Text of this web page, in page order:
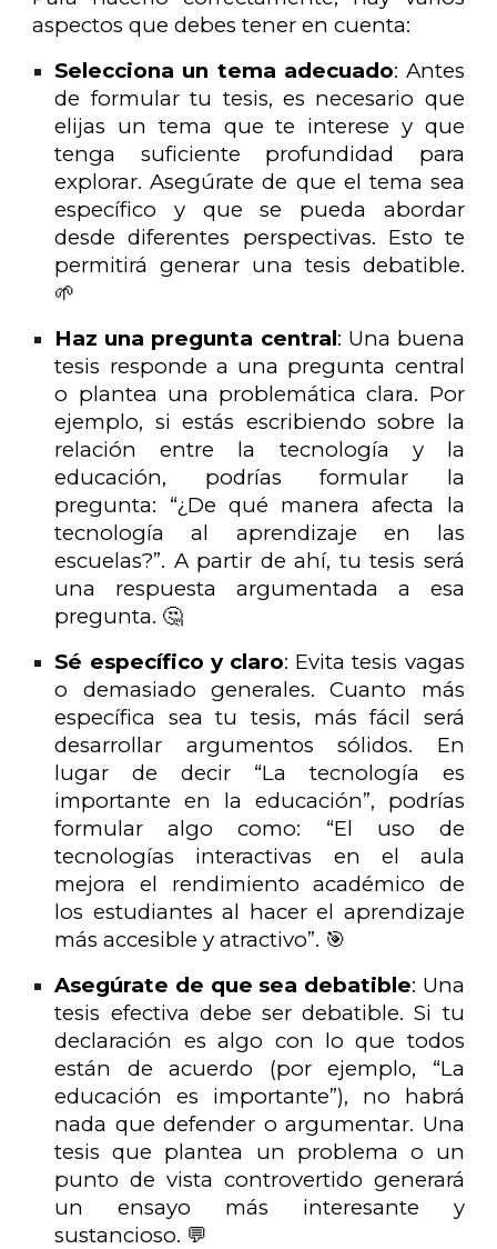
aspectos que debes tener en cuenta:
Selecciona un tema adecuado: Antes
de formular tu tesis, es necesario que
elijas un tema que te interese y que
tenga suficiente profundidad para
explorar. Asegúrate de que el tema sea
específico y que se pueda abordar
desde diferentes perspectivas. Esto te
permitirá generar una tesis debatible.
🌱
Haz una pregunta central: Una buena
tesis responde a una pregunta central
o plantea una problemática clara. Por
ejemplo, si estás escribiendo sobre la
relación entre la tecnología y la
educación, podrías formular la
pregunta: “¿De qué manera afecta la
tecnología al aprendizaje en las
escuelas?”. A partir de ahí, tu tesis será
una respuesta argumentada a esa
pregunta. 🤔
Sé específico y claro: Evita tesis vagas
o demasiado generales. Cuanto más
específica sea tu tesis, más fácil será
desarrollar argumentos sólidos. En
lugar de decir “La tecnología es
importante en la educación”, podrías
formular algo como: “El uso de
tecnologías interactivas en el aula
mejora el rendimiento académico de
los estudiantes al hacer el aprendizaje
más accesible y atractivo”. 🎯
Asegúrate de que sea debatible: Una
tesis efectiva debe ser debatible. Si tu
declaración es algo con lo que todos
están de acuerdo (por ejemplo, “La
educación es importante”), no habrá
nada que defender o argumentar. Una
tesis que plantea un problema o un
punto de vista controvertido generará
un ensayo más interesante y
sustancioso. 💬